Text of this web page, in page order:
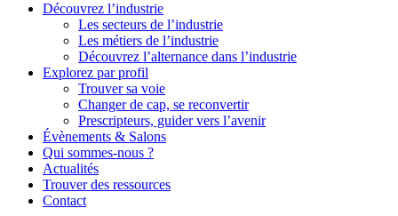
Découvrez l’industrie
Les secteurs de l’industrie
Les métiers de l’industrie
Découvrez l’alternance dans l’industrie
Explorez par profil
Trouver sa voie
Changer de cap, se reconvertir
Prescripteurs, guider vers l’avenir
Évènements & Salons
Qui sommes-nous ?
Actualités
Trouver des ressources
Contact